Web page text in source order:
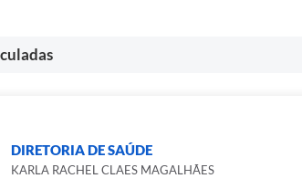
DIRETORIA DE SAÚDE
KARLA RACHEL CLAES MAGALHÃES